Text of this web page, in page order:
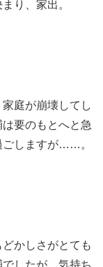
り、家出。
庭が崩壊してし
要のもとへと急
ごしますが……。
かしさがとても
したが、気持ち